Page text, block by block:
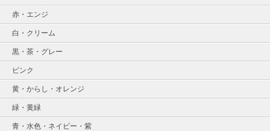
赤・エンジ
白・クリーム
黒・茶・グレー
ピンク
黄・からし・オレンジ
緑・黄緑
青・水色・ネイビー・紫